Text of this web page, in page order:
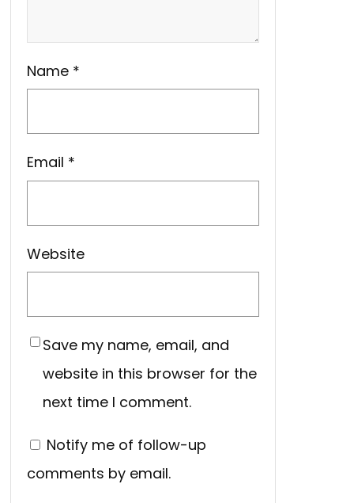
Name *
Email *
Website
Save my name, email, and
website in this browser for the
next time I comment.
Notify me of follow-up
comments by email.